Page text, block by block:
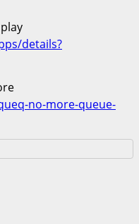
details?
no-more-queue-